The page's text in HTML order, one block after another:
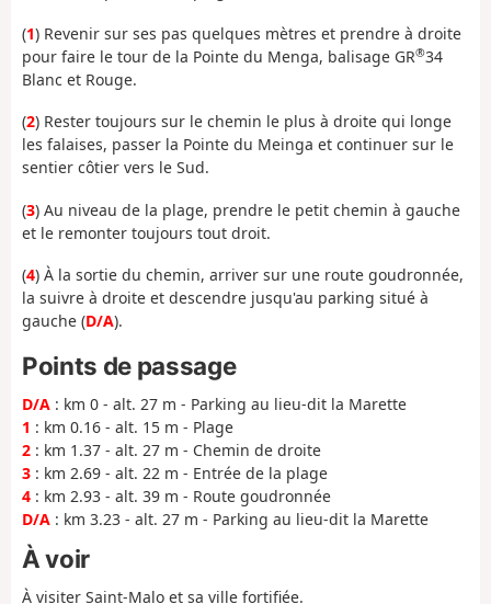
(1) Revenir sur ses pas quelques mètres et prendre à droite
pour faire le tour de la Pointe du Menga, balisage GR®34
Blanc et Rouge.
(2) Rester toujours sur le chemin le plus à droite qui longe
les falaises, passer la Pointe du Meinga et continuer sur le
sentier côtier vers le Sud.
(3) Au niveau de la plage, prendre le petit chemin à gauche
et le remonter toujours tout droit.
(4) À la sortie du chemin, arriver sur une route goudronnée,
la suivre à droite et descendre jusqu'au parking situé à
gauche (D/A).
Points de passage
D/A : km 0 - alt. 27 m - Parking au lieu-dit la Marette
1 : km 0.16 - alt. 15 m - Plage
2 : km 1.37 - alt. 27 m - Chemin de droite
3 : km 2.69 - alt. 22 m - Entrée de la plage
4 : km 2.93 - alt. 39 m - Route goudronnée
D/A : km 3.23 - alt. 27 m - Parking au lieu-dit la Marette
À voir
À visiter Saint-Malo et sa ville fortifiée.